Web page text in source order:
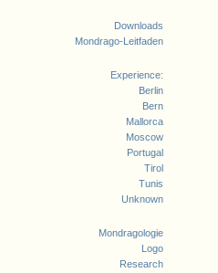
Downloads
Mondrago-Leitfaden
Experience:
Berlin
Bern
Mallorca
Moscow
Portugal
Tirol
Tunis
Unknown
Mondragologie
Logo
Research